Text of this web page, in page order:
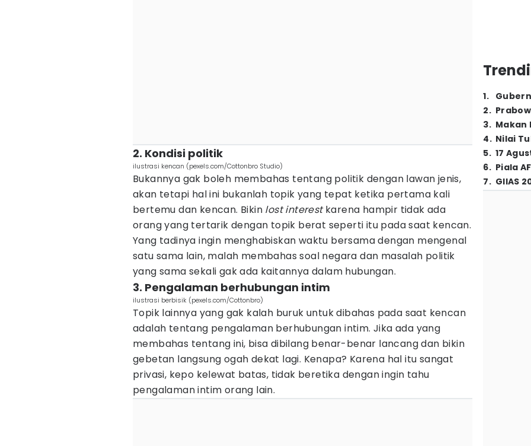
2. Kondisi politik
ilustrasi kencan (pexels.com/Cottonbro Studio)
Bukannya gak boleh membahas tentang politik dengan lawan jenis,
akan tetapi hal ini bukanlah topik yang tepat ketika pertama kali
bertemu dan kencan. Bikin lost interestkarena hampir tidak ada
orang yang tertarik dengan topik berat seperti itu pada saat kencan.
Yang tadinya ingin menghabiskan waktu bersama dengan mengenal
satu sama lain, malah membahas soal negara dan masalah politik
yang sama sekali gak ada kaitannya dalam hubungan.
3. Pengalaman berhubungan intim
ilustrasi berbisik (pexels.com/Cottonbro)
Topik lainnya yang gak kalah buruk untuk dibahas pada saat kencan
adalah tentang pengalaman berhubungan intim. Jika ada yang
membahas tentang ini, bisa dibilang benar-benar lancang dan bikin
gebetan langsung ogah dekat lagi. Kenapa? Karena hal itu sangat
privasi, kepo kelewat batas, tidak beretika dengan ingin tahu
pengalaman intim orang lain.
1.
2.
3. Makan
4. Nilai
5. 17
6. Piala
7. GIIAS